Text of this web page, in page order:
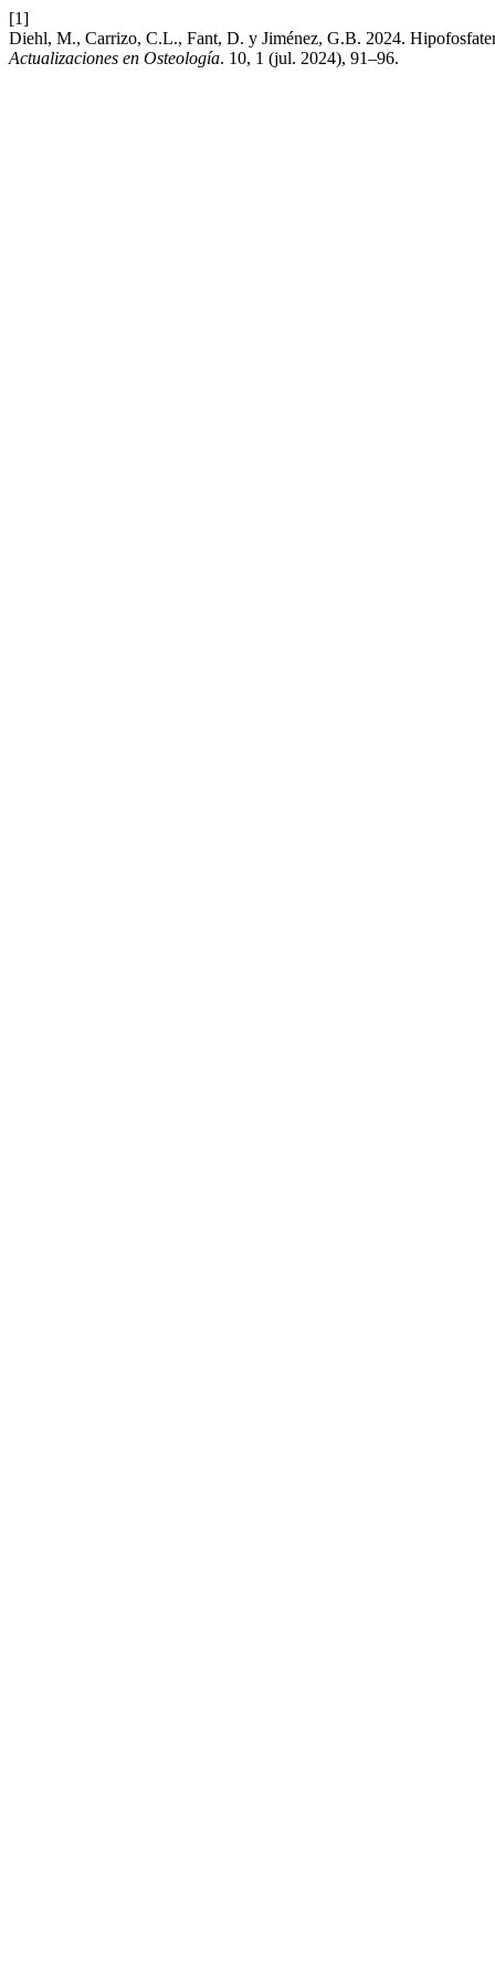
[1]
Diehl, M., Carrizo, C.L., Fant, D. y Jiménez, G.B. 2024.
Actualizaciones en Osteología. 10, 1 (jul. 2024), 91–96.